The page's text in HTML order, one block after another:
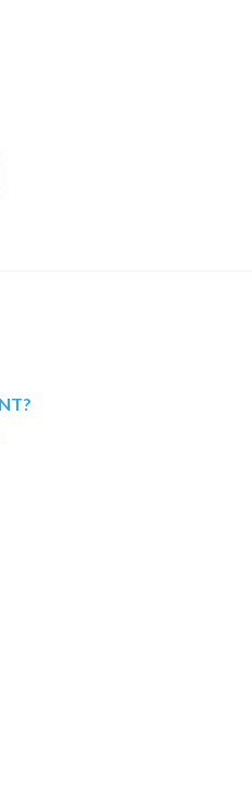
400ml spuitbus aantal